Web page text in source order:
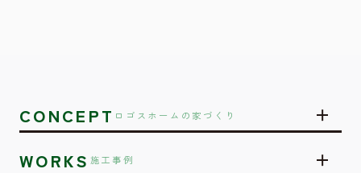
CONCEPT ロゴスホームの家づくり
WORKS 施工事例